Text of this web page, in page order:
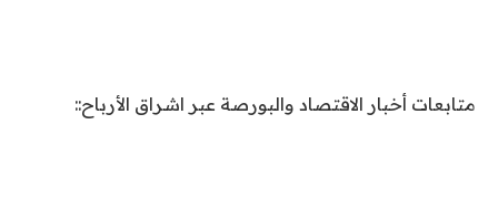
متابعات أخبار الاقتصاد والبورصة عبر اشراق الأرباح::